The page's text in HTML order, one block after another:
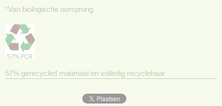
*Van biologische oorsprong
57% gerecycled materiaal en volledig recyclebaar